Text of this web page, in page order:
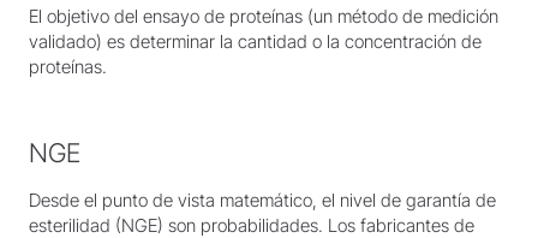
El objetivo del ensayo de proteínas (un método de medición
validado) es determinar la cantidad o la concentración de
proteínas.
NGE
Desde el punto de vista matemático, el nivel de garantía de
esterilidad (NGE) son probabilidades. Los fabricantes de